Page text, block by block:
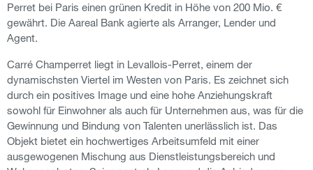
Perret bei Paris einen grünen Kredit in Höhe von 200 Mio. €
gewährt. Die Aareal Bank agierte als Arranger, Lender und
Agent.
Carré Champerret liegt in Levallois-Perret, einem der
dynamischsten Viertel im Westen von Paris. Es zeichnet sich
durch ein positives Image und eine hohe Anziehungskraft
sowohl für Einwohner als auch für Unternehmen aus, was für die
Gewinnung und Bindung von Talenten unerlässlich ist. Das
Objekt bietet ein hochwertiges Arbeitsumfeld mit einer
ausgewogenen Mischung aus Dienstleistungsbereich und